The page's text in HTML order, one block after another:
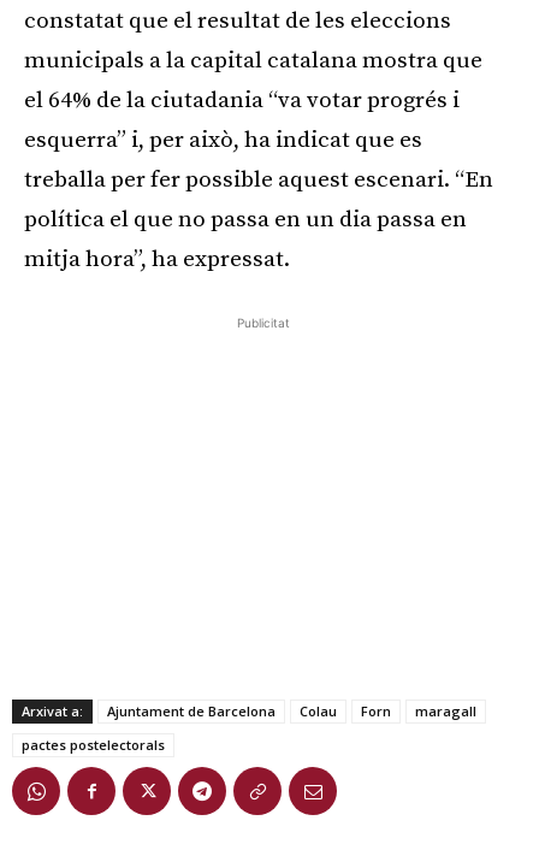
constatat que el resultat de les eleccions
municipals a la capital catalana mostra que
el 64% de la ciutadania “va votar progrés i
esquerra” i, per això, ha indicat que es
treballa per fer possible aquest escenari. “En
política el que no passa en un dia passa en
mitja hora”, ha expressat.
Publicitat
Arxivat a: Ajuntament de Barcelona Colau Forn
maragall
pactes postelectorals